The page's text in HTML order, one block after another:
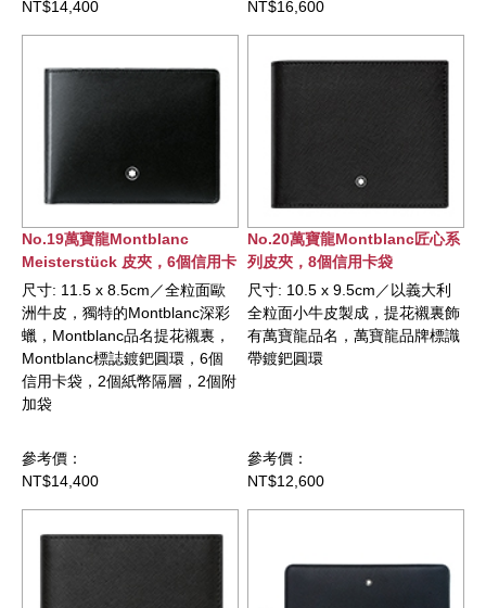
NT$14,400
NT$16,600
No.19萬寶龍Montblanc
Meisterstück 皮夾，6個信用卡
袋
尺寸: 11.5 x 8.5cm／全粒面歐
洲牛皮，獨特的Montblanc深彩
蠟，Montblanc品名提花襯裏，
Montblanc標誌鍍鈀圓環，6個
信用卡袋，2個紙幣隔層，2個附
加袋
參考價：
NT$14,400
No.20萬寶龍Montblanc匠心系
列皮夾，8個信用卡袋
尺寸: 10.5 x 9.5cm／以義大利
全粒面小牛皮製成，提花襯裏飾
有萬寶龍品名，萬寶龍品牌標識
帶鍍鈀圓環
參考價：
NT$12,600